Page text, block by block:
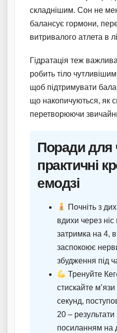
складнішим. Сон не
балансує гормони,
витривалого атлета в
Гідратація теж
робить тіло
щоб підтримувати
що накопичуються, як
перетворюючи
Поради для
практичні
емодзі
Почніть з
вдихи через
затримка на 4,
заспокоює
збудження під
Тренуйте
стискайте
секунд,
20 –
посиланням на